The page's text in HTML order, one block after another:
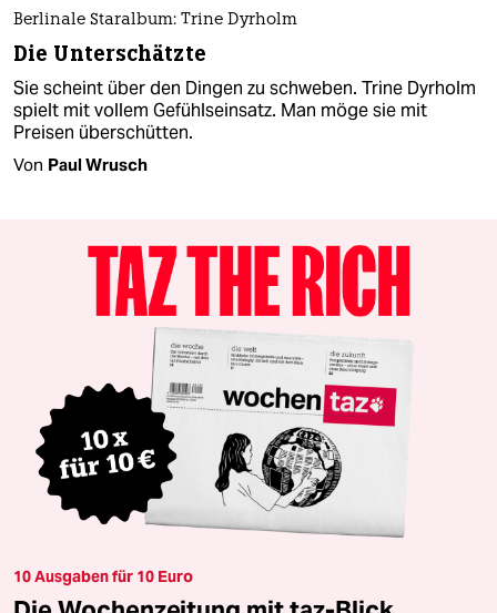
Berlinale Staralbum: Trine Dyrholm
Die Unterschätzte
Sie scheint über den Dingen zu schweben. Trine Dyrholm
spielt mit vollem Gefühlseinsatz. Man möge sie mit
Preisen überschütten.
Von Paul Wrusch
10 Ausgaben für 10 Euro